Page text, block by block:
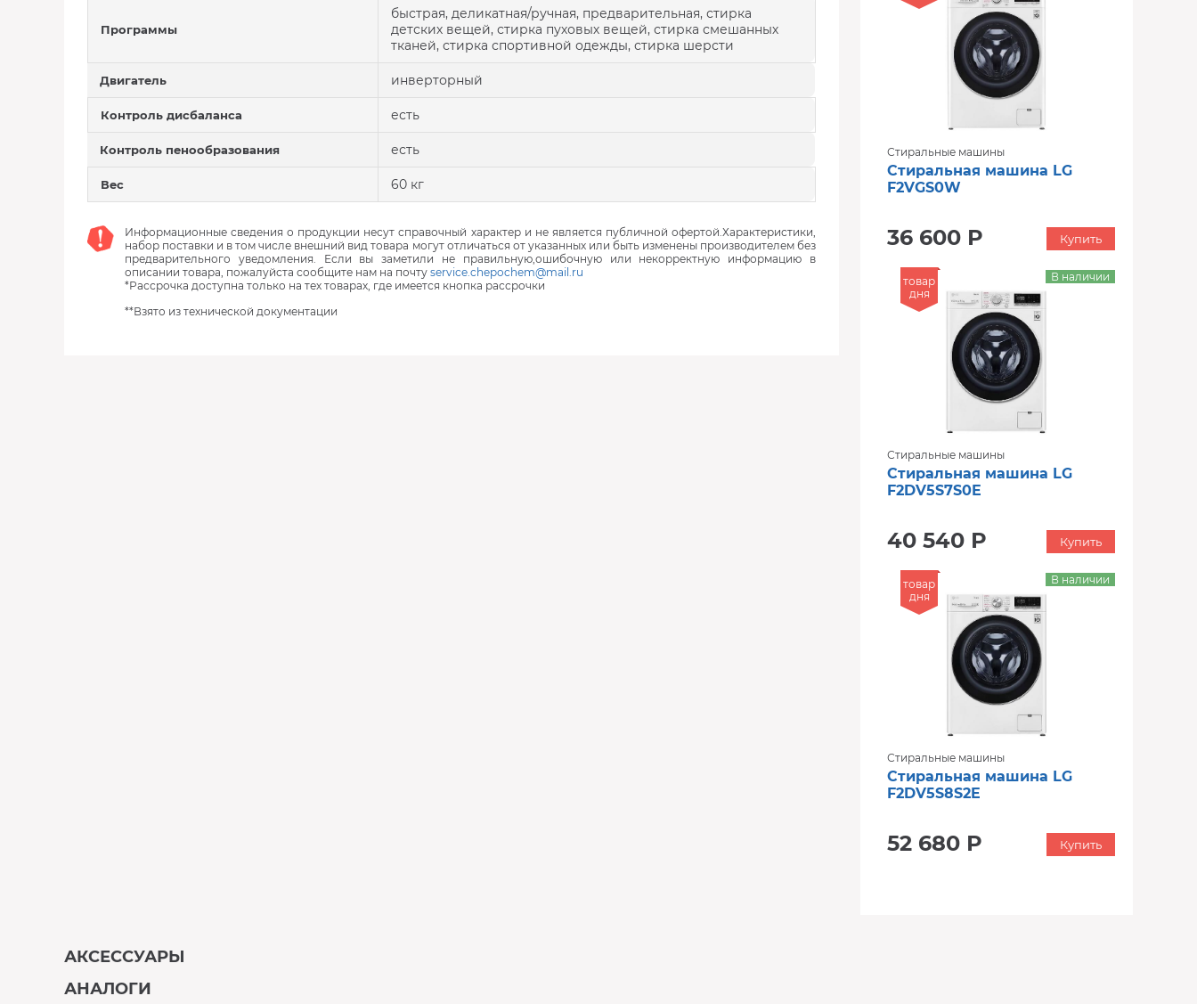
Программы
быстрая, деликатная/ручная, предварительная, стирка
детских вещей, стирка пуховых вещей, стирка смешанных
тканей, стирка спортивной одежды, стирка шерсти
Двигатель инверторный
Контроль дисбаланса есть
Контроль пенообразования есть
Вес 60 кг
Информационные сведения о продукции несут справочный характер и не является публичной офертой.Характеристики,
набор поставки и в том числе внешний вид товара могут отличаться от указанных или быть изменены производителем без
предварительного уведомления. Если вы заметили не правильную,ошибочную или некорректную информацию в
описании товара, пожалуйста сообщите нам на почту service.chepochem@mail.ru
*Рассрочка доступна только на тех товарах, где имеется кнопка рассрочки
**Взято из технической документации
Стиральные машины
Стиральная машина LG
F2VGS0W
36 600 Р Купить
товар
дня
Стиральные машины
Стиральная машина LG
F2DV5S7S0E
40 540 Р
В наличии
Купить
товар
дня
Стиральные машины
Стиральная машина LG
F2DV5S8S2E
52 680 Р
В наличии
Купить
АКСЕССУАРЫ
АНАЛОГИ